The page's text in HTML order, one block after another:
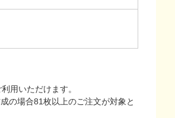
用いただけます。
の場合81枚以上のご注文が対象と